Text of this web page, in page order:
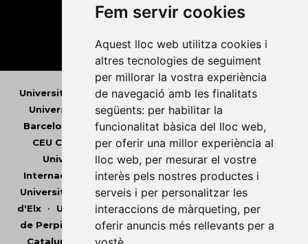
Fem servir cookies
Aquest lloc web utilitza cookies i
altres tecnologies de seguiment
per millorar la vostra experiència
de navegació amb les finalitats
següents: per habilitar la
funcionalitat bàsica del lloc web,
per oferir una millor experiència al
lloc web, per mesurar el vostre
interès pels nostres productes i
serveis i per personalitzar les
interaccions de màrqueting, per
oferir anuncis més rellevants per a
Universitat Abat Oliba CEU•Universitat d'Alacant
Universitat d'Andorra•Universitat Autònoma de
Barcelona
Universitat de Barcelona•Universitat
CEU Cardenal Herrera•Universitat de Girona •
Universitat de les Illes Balears• Universitat
Internacional de Catalunya•Universitat Jaume I
Universitat de Lleida• Universitat Miguel Hernández
d'Elx• Universitat Oberta de Catalunya•Universitat
de Perpinyà Via Domitia•Universitat Politècnica de
Catalunya
Universitat Politècnica de València